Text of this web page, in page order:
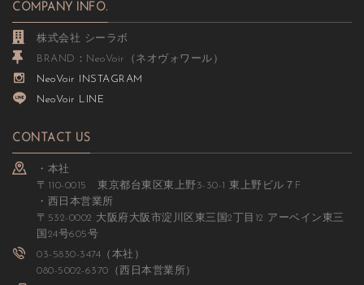
COMPANY INFO.
株式会社 シーラボ
BRAND：NeoVoir（ネオヴォワール）
NeoVoir INSTAGRAM
NeoVoir LINE
CONTACT US
・本社
〒110-0015 東京都台東区東上野3-30-1 東上野ビル７F
・西日本営業所
〒532-0002 大阪府大阪市淀川区東三国2丁目12 アーベイン東三
国24号605号
03-5830-3474（本社）
080-5002-6370（西日本営業所）